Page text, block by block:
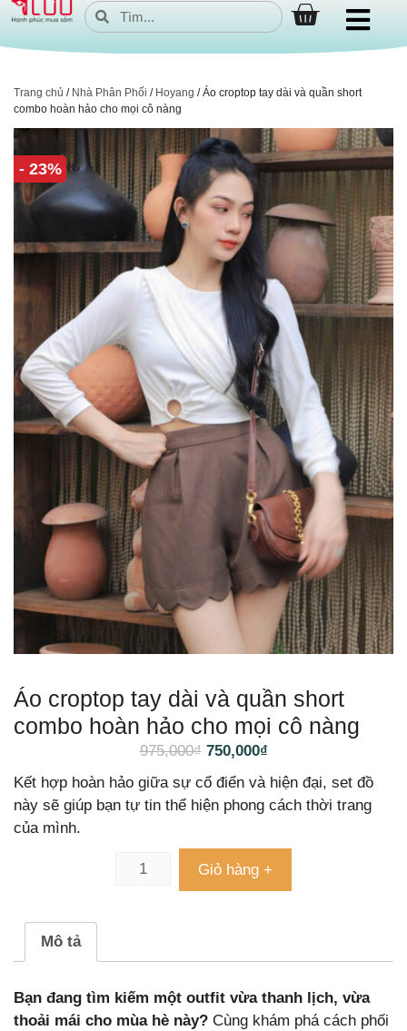
Trang chủ / Nhà Phân Phối / Hoyang / Áo croptop tay dài và quần short
combo hoàn hảo cho mọi cô nàng
- 23%
Áo croptop tay dài và quần short
combo hoàn hảo cho mọi cô nàng
975,000₫ 750,000₫
Kết hợp hoàn hảo giữa sự cổ điển và hiện đại, set đồ
này sẽ giúp bạn tự tin thể hiện phong cách thời trang
của mình.
Giỏ hàng +
Mô tả
Bạn đang tìm kiếm một outfit vừa thanh lịch, vừa
thoải mái cho mùa hè này? Cùng khám phá cách phối